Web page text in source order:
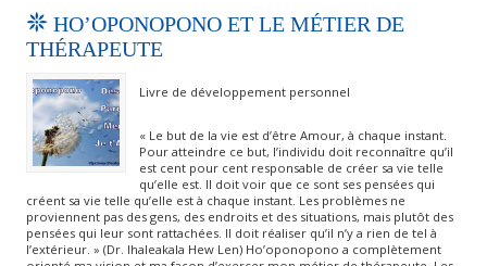
HO’OPONOPONO ET LE MÉTIER DE
THÉRAPEUTE
Livre de développement personnel
« Le but de la vie est d’être Amour, à chaque instant.
Pour atteindre ce but, l’individu doit reconnaître qu’il
est cent pour cent responsable de créer sa vie telle
qu’elle est. Il doit voir que ce sont ses pensées qui
créent sa vie telle qu’elle est à chaque instant. Les problèmes ne
proviennent pas des gens, des endroits et des situations, mais plutôt des
pensées qui leur sont rattachées. Il doit réaliser qu’il n’y a rien de tel à
l’extérieur. » (Dr. Ihaleakala Hew Len) Ho’oponopono a complètement